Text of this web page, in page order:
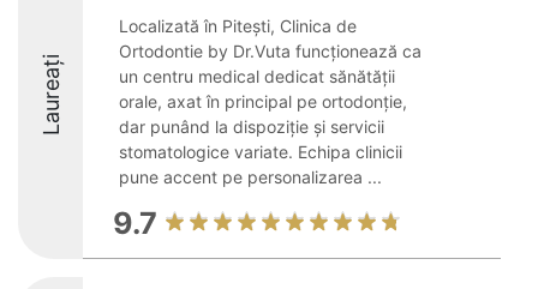
Laureați
Localizată în Pitești, Clinica de
Ortodontie by Dr.Vuta funcționează ca
un centru medical dedicat sănătății
orale, axat în principal pe ortodonție,
dar punând la dispoziție și servicii
stomatologice variate. Echipa clinicii
pune accent pe personalizarea ...
9.7